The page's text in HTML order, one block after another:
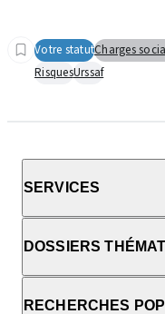
Votre statutCharges
RisquesUrssaf
SERVICES
DOSSIERS
RECHERCHES